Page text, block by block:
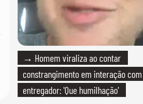
→ Homem viraliza ao contar
constrangimento em interação com
entregador: 'Que humilhação'